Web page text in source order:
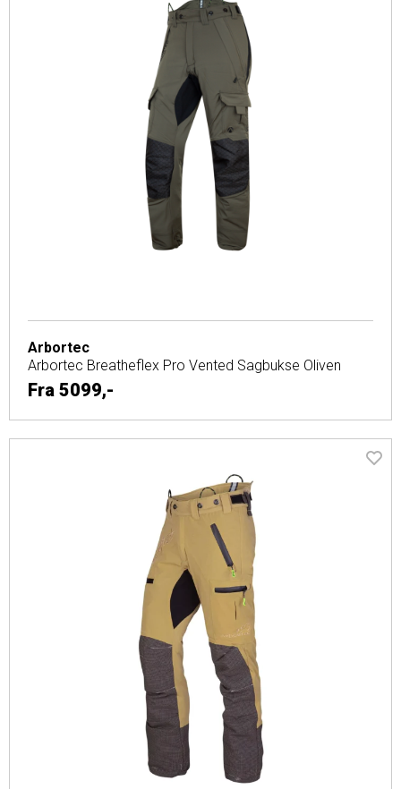
Arbortec
Arbortec Breatheflex Pro Vented Sagbukse Oliven
Fra 5099,-